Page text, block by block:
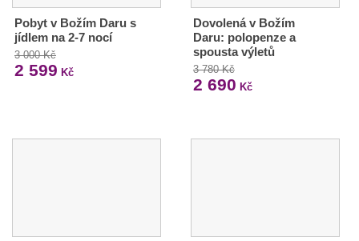
Pobyt v Božím Daru s
jídlem na 2-7 nocí
3 000 Kč
2 599 Kč
Dovolená v Božím
Daru: polopenze a
spousta výletů
3 780 Kč
2 690 Kč